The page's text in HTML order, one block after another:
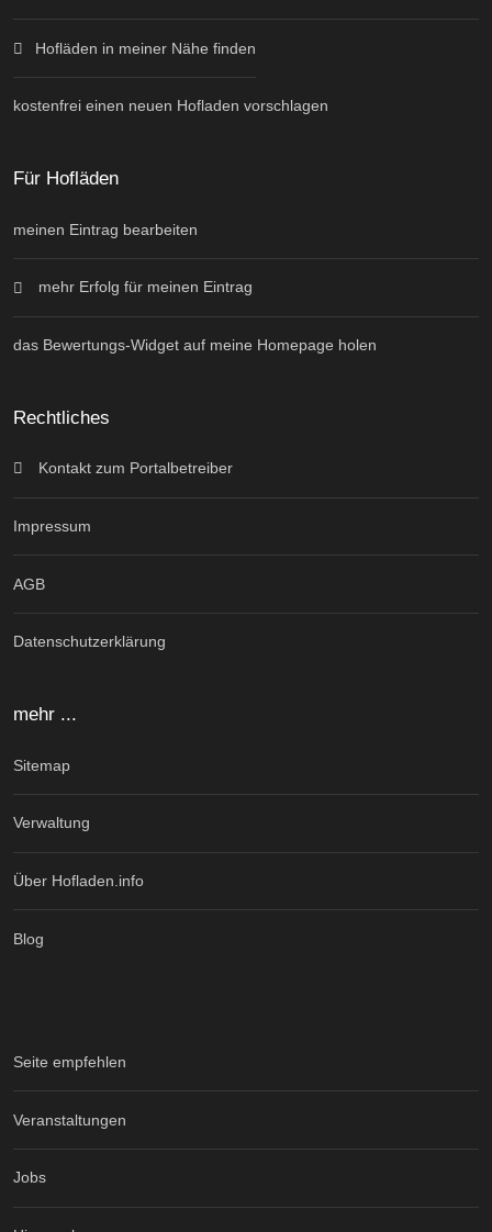
Hofläden in meiner Nähe finden
kostenfrei einen neuen Hofladen vorschlagen
Für Hofläden
meinen Eintrag bearbeiten
mehr Erfolg für meinen Eintrag
das Bewertungs-Widget auf meine Homepage holen
Rechtliches
Kontakt zum Portalbetreiber
Impressum
AGB
Datenschutzerklärung
mehr ...
Sitemap
Verwaltung
Über Hofladen.info
Blog
Seite empfehlen
Veranstaltungen
Jobs